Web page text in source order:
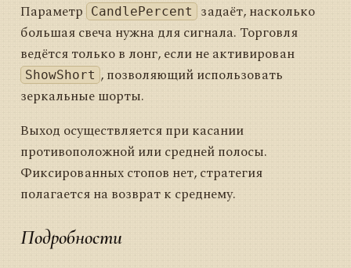
Параметр
CandlePercent
задаёт, насколько
большая свеча нужна для сигнала. Торговля
ведётся только в лонг, если не активирован
ShowShort , позволяющий использовать
зеркальные шорты.
Выход осуществляется при касании
противоположной или средней полосы.
Фиксированных стопов нет, стратегия
полагается на возврат к среднему.
Подробности